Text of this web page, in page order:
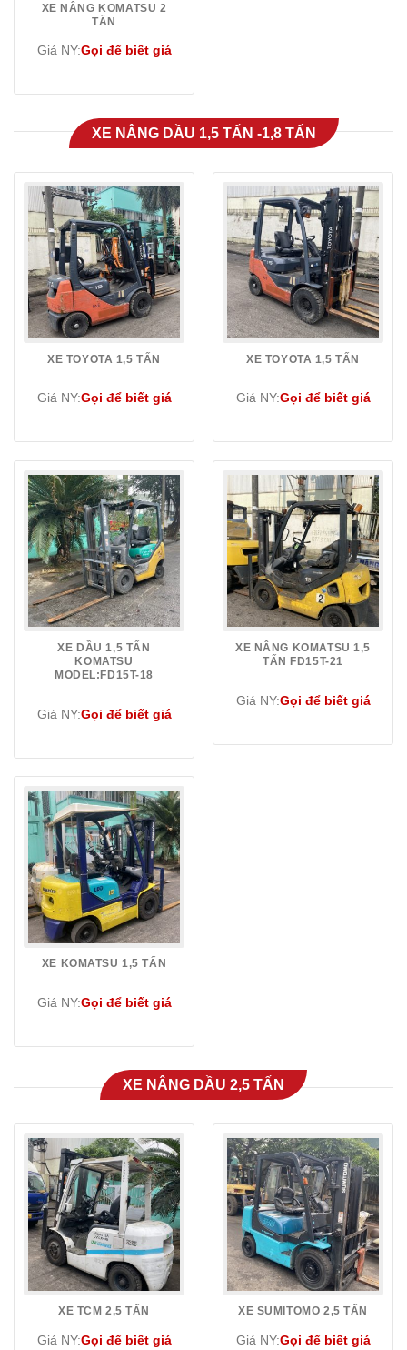
XE NÂNG KOMATSU 2
TẤN
Giá NY:Gọi để biết giá
XE NÂNG DẦU 1,5 TẤN -1,8 TẤN
XE TOYOTA 1,5 TẤN
Giá NY:Gọi để biết giá
XE TOYOTA 1,5 TẤN
Giá NY:Gọi để biết giá
XE DẦU 1,5 TẤN
KOMATSU
MODEL:FD15T-18
Giá NY:Gọi để biết giá
XE NÂNG KOMATSU 1,5
TẤN FD15T-21
Giá NY:Gọi để biết giá
XE KOMATSU 1,5 TẤN
Giá NY:Gọi để biết giá
XE NÂNG DẦU 2,5 TẤN
XE TCM 2,5 TẤN
Giá NY:Gọi để biết giá
XE SUMITOMO 2,5 TẤN
Giá NY:Gọi để biết giá